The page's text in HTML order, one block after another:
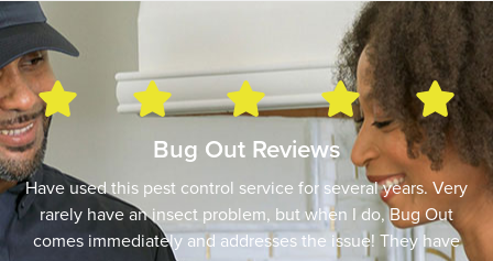
Bug Out Reviews
Have used this pest control service for several years. Very
rarely have an insect problem, but when I do, Bug Out
comes immediately and addresses the issue! They have